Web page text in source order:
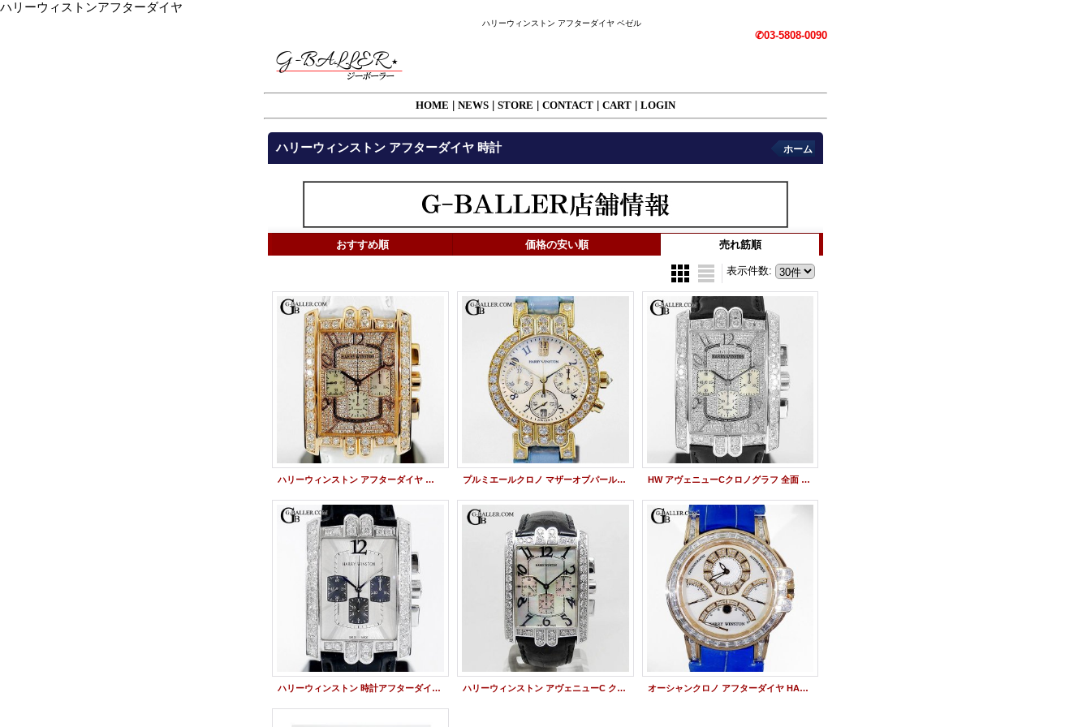
ハリーウィストンアフターダイヤ
ハリーウィンストン アフターダイヤ ベゼル
✆03-5808-0090
HOME NEWS STORE CONTACT CART LOGIN
ハリーウィンストン アフターダイヤ 時計 ホーム
おすすめ順 価格の安い順 売れ筋順
表示件数:
ハリーウィンストン アフターダイヤ アヴェニュー C クロノグラフ RG パヴェダイヤモンド 新品レザーベルト交換 プルミエールクロノ マザーオブパール HW アフターダイヤ HW アヴェニューCクロノグラフ 全面 アフターダイヤ
ハリーウィンストン 時計アフターダイヤ アヴェニューC クロノグラフ 330/MCA ハリーウィンストン アヴェニューC クロノ アフターダイヤ オーシャンクロノ アフターダイヤ HARRY WINSTON バケットダイヤ加工